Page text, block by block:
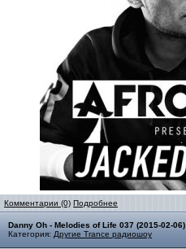
Комментарии (0) Подробнее
Danny Oh - Melodies of Life 037 (2015-02-06)
Категория: Другие Trance радиошоу